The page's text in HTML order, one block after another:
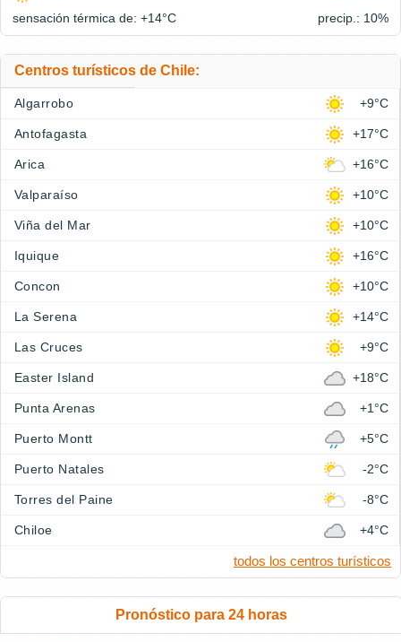
sensación térmica de: +14°C precip.: 10%
Centros turísticos de Chile:
Algarrobo +9°C
Antofagasta +17°C
Arica +16°C
Valparaíso +10°C
Viña del Mar +10°C
Iquique +16°C
Concon +10°C
La Serena +14°C
Las Cruces +9°C
Easter Island +18°C
Punta Arenas +1°C
Puerto Montt +5°C
Puerto Natales -2°C
Torres del Paine -8°C
Chiloe +4°C
todos los centros turísticos
Pronóstico para 24 horas